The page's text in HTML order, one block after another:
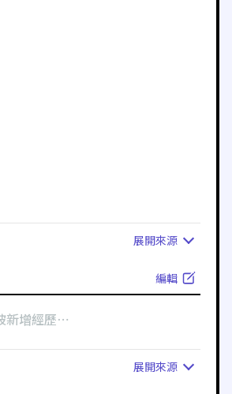
展開來源
編輯
新增經歷⋯
展開來源